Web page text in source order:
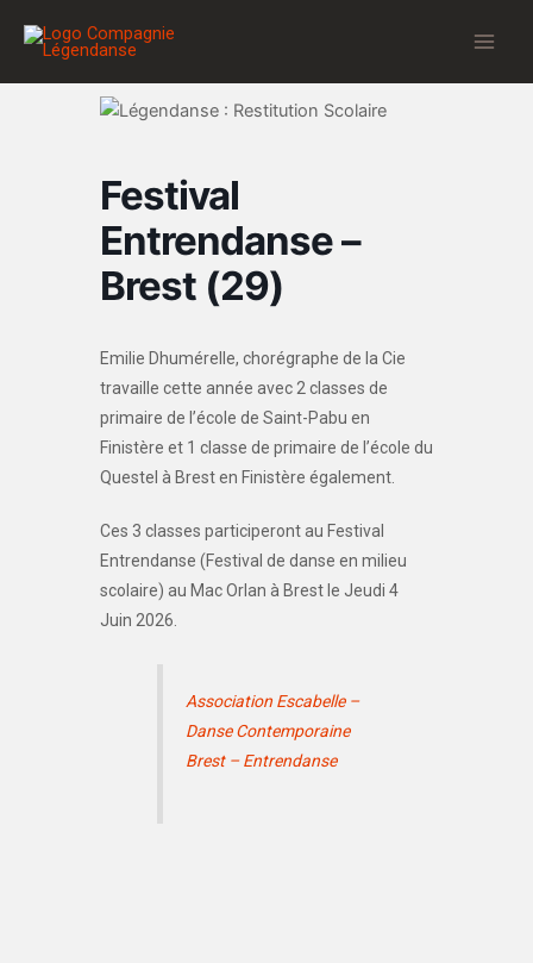
Festival
Entrendanse –
Brest (29)
Emilie Dhumérelle, chorégraphe de la Cie
travaille cette année avec 2 classes de
primaire de l’école de Saint-Pabu en
Finistère et 1 classe de primaire de l’école du
Questel à Brest en Finistère également.
Ces 3 classes participeront au Festival
Entrendanse (Festival de danse en milieu
scolaire) au Mac Orlan à Brest le Jeudi 4
Juin 2026.
Association Escabelle –
Danse Contemporaine
Brest – Entrendanse